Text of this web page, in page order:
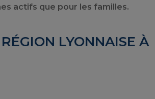
actifs que pour les familles.
LYONNAISE À